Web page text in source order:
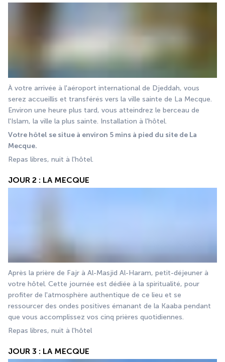
À votre arrivée à l'aéroport international de Djeddah, vous
serez accueillis et transférés vers la ville sainte de La Mecque.
Environ une heure plus tard, vous atteindrez le berceau de
l'Islam, la ville la plus sainte. Installation à l'hôtel.
Votre hôtel se situe à environ 5 mins à pied du site de La
Mecque.
Repas libres, nuit à l'hôtel.
JOUR 2 : LA MECQUE
Après la prière de Fajr à Al-Masjid Al-Haram, petit-déjeuner à
votre hôtel. Cette journée est dédiée à la spiritualité, pour
profiter de l'atmosphère authentique de ce lieu et se
ressourcer des ondes positives émanant de la Kaaba pendant
que vous accomplissez vos cinq prières quotidiennes.
Repas libres, nuit à l'hôtel
JOUR 3 : LA MECQUE